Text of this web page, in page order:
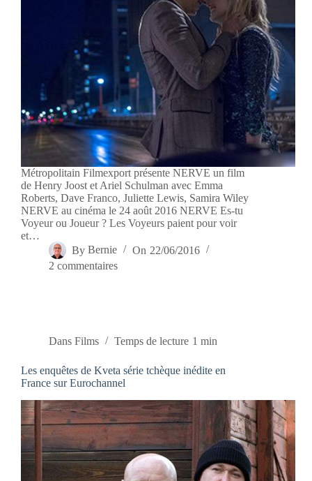
Métropolitain Filmexport présente NERVE un film
de Henry Joost et Ariel Schulman avec Emma
Roberts, Dave Franco, Juliette Lewis, Samira Wiley
NERVE au cinéma le 24 août 2016 NERVE Es-tu
Voyeur ou Joueur ? Les Voyeurs paient pour voir
et…
By Bernie On 22/06/2016
2 commentaires
Dans Films Temps de lecture 1 min
Les enquêtes de Kveta série tchèque inédite en
France sur Eurochannel